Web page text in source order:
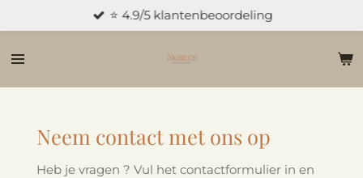
direct
naar
hoofdinhoud
⭐ 4.9/5 klantenbeoordeling
Neem contact met ons op
Heb je vragen ? Vul het contactformulier in en